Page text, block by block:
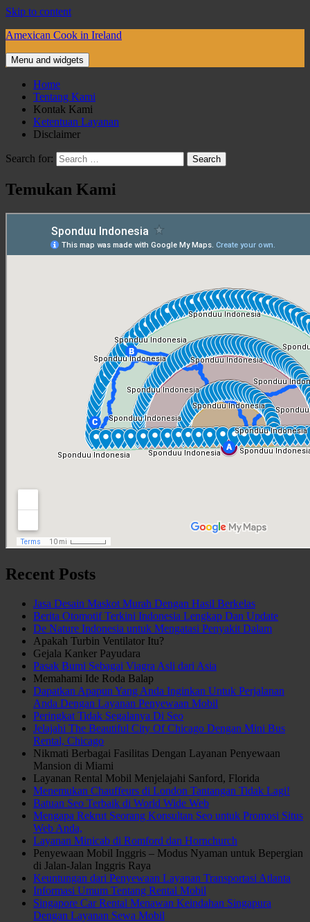
Skip to content
Amexican Cook in Ireland
Menu and widgets
Home
Tentang Kami
Kontak Kami
Ketentuan Layanan
Disclaimer
Search for:
Temukan Kami
Recent Posts
Jasa Desain Maskot Murah Dengan Hasil Berkelas
Berita Otomotif Terkini Indonesia Lengkap Dan Update
De Nature Indonesia untuk Mengatasi Penyakit Dalam
Apakah Turbin Ventilator Itu?
Gejala Kanker Payudara
Pasak Bumi Sebagai Viagra Asli dari Asia
Memahami Ide Roda Balap
Dapatkan Apapun Yang Anda Inginkan Untuk Perjalanan
Anda Dengan Layanan Penyewaan Mobil
Peringkat Tidak Segalanya Di Seo
Jelajahi The Beautiful City Of Chicago Dengan Mini Bus
Rental, Chicago
Nikmati Berbagai Fasilitas Dengan Layanan Penyewaan
Mansion di Miami
Layanan Rental Mobil Menjelajahi Sanford, Florida
Menemukan Chauffeurs di London Tantangan Tidak Lagi!
Batuan Seo Terbaik di World Wide Web
Mengapa Rekrut Seorang Konsultan Seo untuk Promosi Situs
Web Anda,
Layanan Minicab di Romford dan Hornchurch
Penyewaan Mobil Inggris – Modus Nyaman untuk Bepergian
di Jalan-Jalan Inggris Raya
Keuntungan dari Penyewaan Layanan Transportasi Atlanta
Informasi Umum Tentang Rental Mobil
Singapore Car Rental Menawan Keindahan Singapura
Dengan Layanan Sewa Mobil